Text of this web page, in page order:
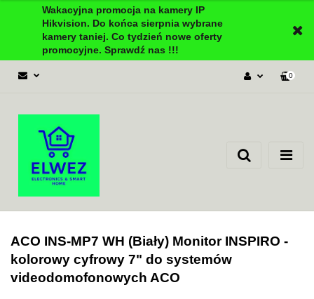
Wakacyjna promocja na kamery IP
Hikvision. Do końca sierpnia wybrane
kamery taniej. Co tydzień nowe oferty
promocyjne. Sprawdź nas !!!
Zgody cookies
0
ACO INS-MP7 WH (Biały) Monitor INSPIRO -
kolorowy cyfrowy 7" do systemów
videodomofonowych ACO